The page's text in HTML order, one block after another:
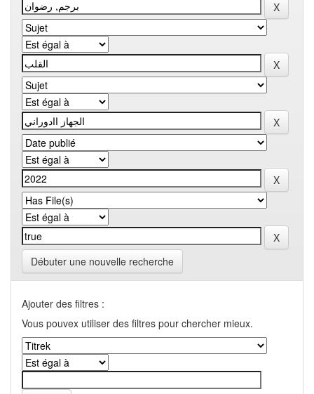
Débuter une nouvelle recherche
Ajouter des filtres :
Vous pouvex utiliser des filtres pour chercher mieux.